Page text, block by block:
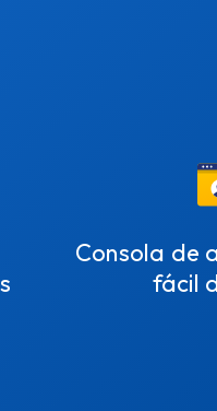
Consola de
fácil